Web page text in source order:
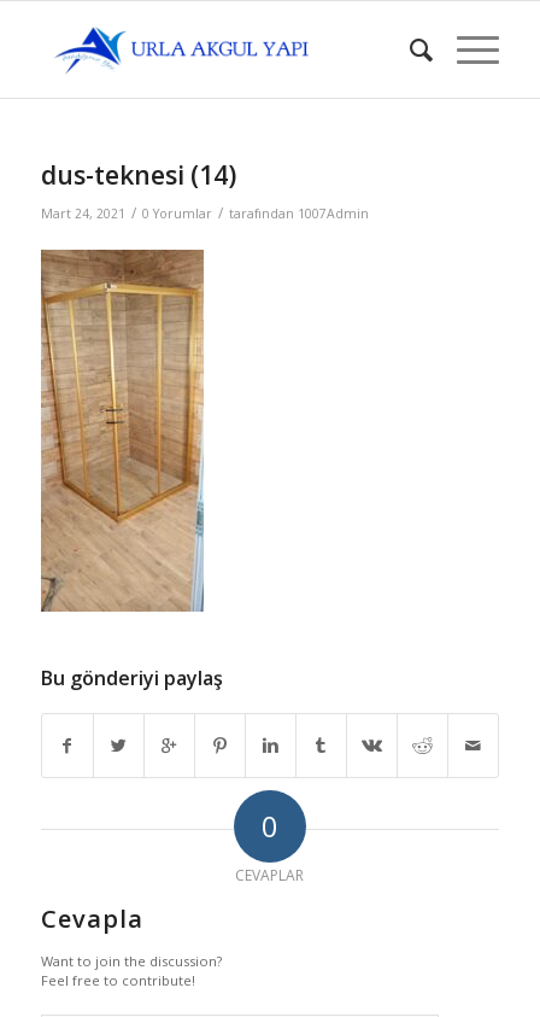
dus-teknesi (14)
Mart 24, 2021 / 0 Yorumlar / tarafından 1007Admin
Bu gönderiyi paylaş
0
CEVAPLAR
Cevapla
Want to join the discussion?
Feel free to contribute!